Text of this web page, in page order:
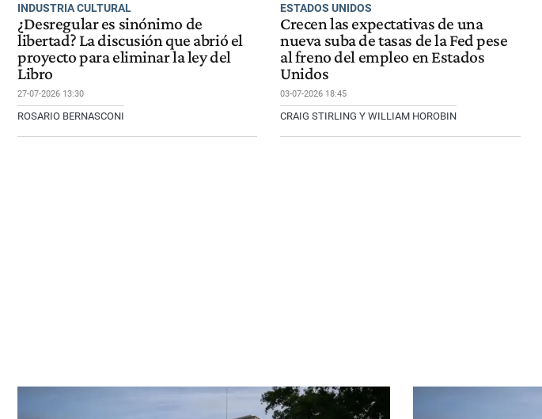
INDUSTRIA CULTURAL
¿Desregular es sinónimo de
libertad? La discusión que abrió el
proyecto para eliminar la ley del
Libro
27-07-2026 13:30
ROSARIO BERNASCONI
ESTADOS UNIDOS
Crecen las expectativas de una
nueva suba de tasas de la Fed pese
al freno del empleo en Estados
Unidos
03-07-2026 18:45
CRAIG STIRLING Y WILLIAM HOROBIN